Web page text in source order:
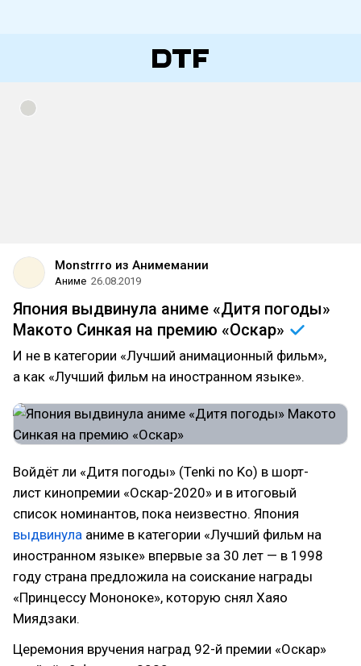
Monstrrro из Анимемании
Аниме 26.08.2019
Япония выдвинула аниме «Дитя погоды»
Макото Синкая на премию «Оскар»
И не в категории «Лучший анимационный фильм»,
а как «Лучший фильм на иностранном языке».
Войдёт ли «Дитя погоды» (Tenki no Ko) в шорт-
лист кинопремии «Оскар-2020» и в итоговый
список номинантов, пока неизвестно. Япония
выдвинула аниме в категории «Лучший фильм на
иностранном языке» впервые за 30 лет — в 1998
году страна предложила на соискание награды
«Принцессу Мононоке», которую снял Хаяо
Миядзаки.
Церемония вручения наград 92-й премии «Оскар»